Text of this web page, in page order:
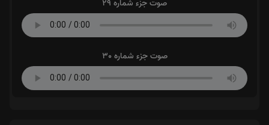
صوت جزء شماره 29
صوت جزء شماره 30